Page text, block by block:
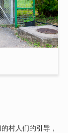
村人们的引导，